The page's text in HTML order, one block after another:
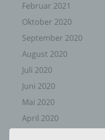
Februar 2021
Oktober 2020
September 2020
August 2020
Juli 2020
Juni 2020
Mai 2020
April 2020